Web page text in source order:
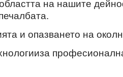
на нашите
и опазването на